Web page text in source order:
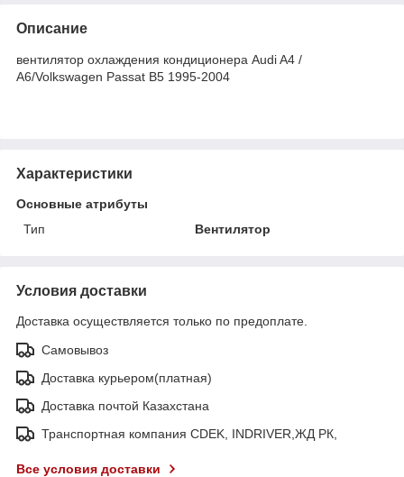
Описание
вентилятор охлаждения кондиционера Audi A4 /
А6/Volkswagen Passat B5 1995-2004
Характеристики
Основные атрибуты
Тип
Вентилятор
Условия доставки
Доставка осуществляется только по предоплате.
Самовывоз
Доставка курьером(платная)
Доставка почтой Казахстана
Транспортная компания CDEK, INDRIVER,ЖД РК,
Все условия доставки